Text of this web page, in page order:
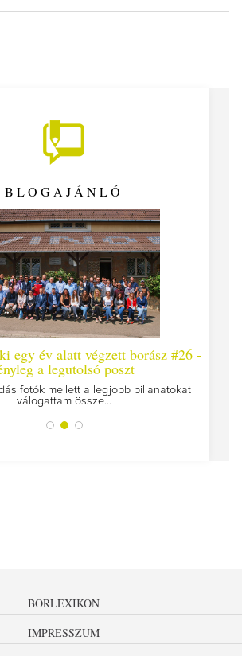
BLOGAJÁNLÓ
lesz valaki egy év alatt végzett borász
a modulzáró vizsgákat, már lázasan
az utolsó...
BORLEXIKON
IMPRESSZUM